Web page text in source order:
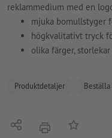
reklammedium med en
mjuka bomullstyger
högkvalitativt tryck
olika färger,
Produktdetaljer
Dela erbjudande
På